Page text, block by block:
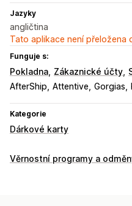
Jazyky
angličtina
Tato aplikace není přeložena
Funguje s:
Pokladna Zákaznické účty
AfterShip Attentive Gorgias
Kategorie
Dárkové karty
Typy karet
Věrnostní programy a